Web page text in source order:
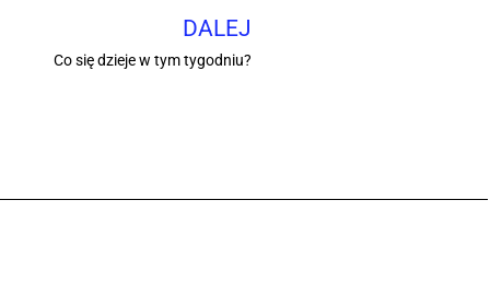
DALEJ
Co się dzieje w tym tygodniu?